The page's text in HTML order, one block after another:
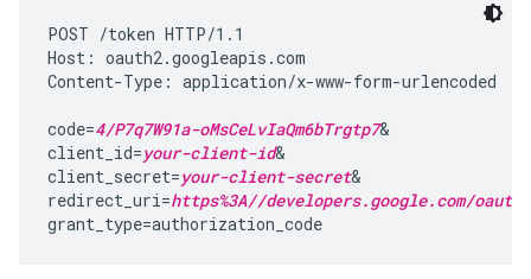
POST /token HTTP/1.1
Host: oauth2.googleapis.com
Content-Type: application/x-www-form-urlencoded
code=4/P7q7W91a-oMsCeLvIaQm6bTrgtp7&
client_id=your-client-id&
client_secret=your-client-secret&
redirect_uri=https%3A//developers.google.com/
grant_type=authorization_code